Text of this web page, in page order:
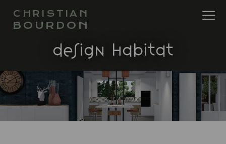
CHRISTIAN
BOURDON
design habitat